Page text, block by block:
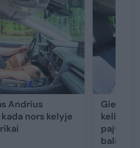
Andrius
nors kelyje
balionu